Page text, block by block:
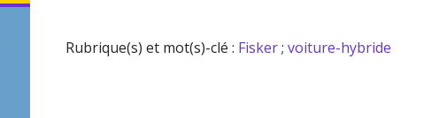
Rubrique(s) et mot(s)-clé : Fisker;voiture-hybride